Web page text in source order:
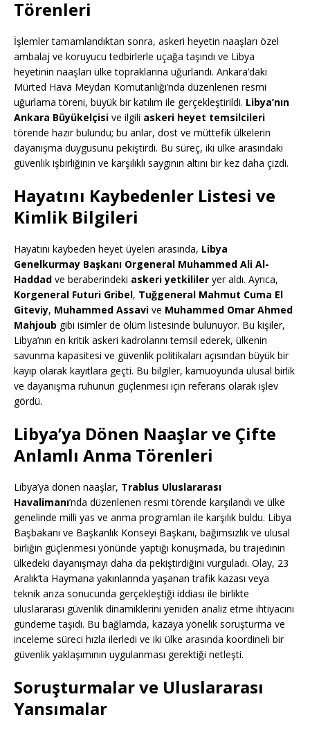
Törenleri
İşlemler tamamlandıktan sonra, askeri heyetin naaşları özel
ambalaj ve koruyucu tedbirlerle uçağa taşındı ve Libya
heyetinin naaşları ülke topraklarına uğurlandı. Ankara’daki
Mürted Hava Meydan Komutanlığı’nda düzenlenen resmi
uğurlama töreni, büyük bir katılım ile gerçekleştirildi. Libya’nın
Ankara Büyükelçisi ve ilgili askeri heyet temsilcileri
törende hazır bulundu; bu anlar, dost ve müttefik ülkelerin
dayanışma duygusunu pekiştirdi. Bu süreç, iki ülke arasındaki
güvenlik işbirliğinin ve karşılıklı saygının altını bir kez daha çizdi.
Hayatını Kaybedenler Listesi ve
Kimlik Bilgileri
Hayatını kaybeden heyet üyeleri arasında, Libya
Genelkurmay Başkanı Orgeneral Muhammed Ali Al-
Haddad ve beraberindeki askeri yetkililer yer aldı. Ayrıca,
Korgeneral Futuri Gribel, Tuğgeneral Mahmut Cuma El
Giteviy, Muhammed Assavi ve Muhammed Omar Ahmed
Mahjoub gibi isimler de ölüm listesinde bulunuyor. Bu kişiler,
Libya’nın en kritik askeri kadrolarını temsil ederek, ülkenin
savunma kapasitesi ve güvenlik politikaları açısından büyük bir
kayıp olarak kayıtlara geçti. Bu bilgiler, kamuoyunda ulusal birlik
ve dayanışma ruhunun güçlenmesi için referans olarak işlev
gördü.
Libya’ya Dönen Naaşlar ve Çifte
Anlamlı Anma Törenleri
Libya’ya dönen naaşlar, Trablus Uluslararası
Havalimanı’nda düzenlenen resmi törende karşılandı ve ülke
genelinde milli yas ve anma programları ile karşılık buldu. Libya
Başbakanı ve Başkanlık Konseyi Başkanı, bağımsızlık ve ulusal
birliğin güçlenmesi yönünde yaptığı konuşmada, bu trajedinin
ülkedeki dayanışmayı daha da pekiştirdiğini vurguladı. Olay, 23
Aralık’ta Haymana yakınlarında yaşanan trafik kazası veya
teknik arıza sonucunda gerçekleştiği iddiası ile birlikte
uluslararası güvenlik dinamiklerini yeniden analiz etme ihtiyacını
gündeme taşıdı. Bu bağlamda, kazaya yönelik soruşturma ve
inceleme süreci hızla ilerledi ve iki ülke arasında koordineli bir
güvenlik yaklaşımının uygulanması gerektiği netleşti.
Soruşturmalar ve Uluslararası
Yansımalar